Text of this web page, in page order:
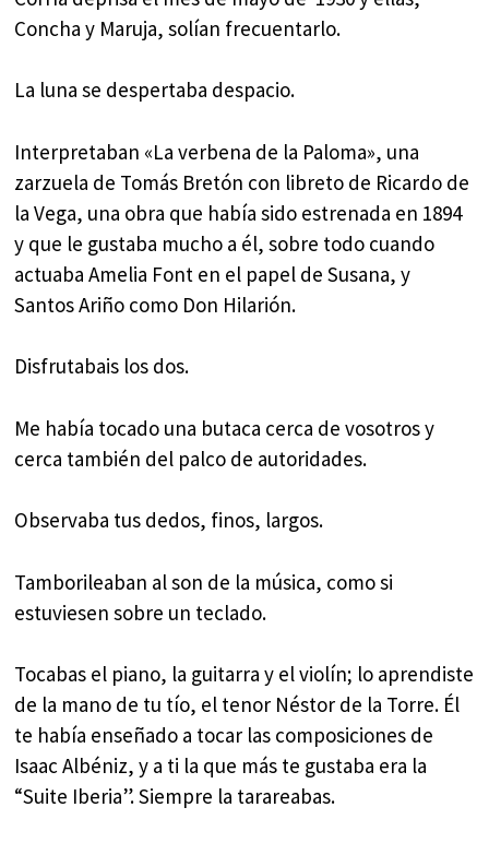
Concha y Maruja, solían frecuentarlo.
La luna se despertaba despacio.
Interpretaban «La verbena de la Paloma», una
zarzuela de Tomás Bretón con libreto de Ricardo de
la Vega, una obra que había sido estrenada en 1894
y que le gustaba mucho a él, sobre todo cuando
actuaba Amelia Font en el papel de Susana, y
Santos Ariño como Don Hilarión.
Disfrutabais los dos.
Me había tocado una butaca cerca de vosotros y
cerca también del palco de autoridades.
Observaba tus dedos, finos, largos.
Tamborileaban al son de la música, como si
estuviesen sobre un teclado.
Tocabas el piano, la guitarra y el violín; lo aprendiste
de la mano de tu tío, el tenor Néstor de la Torre. Él
te había enseñado a tocar las composiciones de
Isaac Albéniz, y a ti la que más te gustaba era la
“Suite Iberia”. Siempre la tarareabas.